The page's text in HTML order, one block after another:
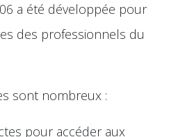
a été développée pour
des professionnels du
sont nombreux :
pour accéder aux